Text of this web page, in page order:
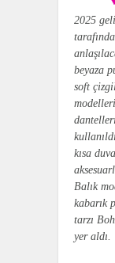
2025
beyaza
soft
kısa
Balık
kabarık
tarzı
yer aldı.